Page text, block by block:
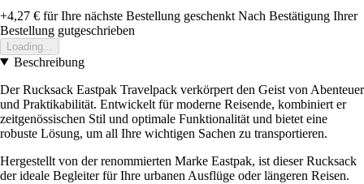
+4,27 € für Ihre nächste Bestellung geschenkt Nach Bestätigung Ihrer
Bestellung gutgeschrieben
Loading...
Beschreibung
Der Rucksack Eastpak Travelpack verkörpert den Geist von Abenteuer
und Praktikabilität. Entwickelt für moderne Reisende, kombiniert er
zeitgenössischen Stil und optimale Funktionalität und bietet eine
robuste Lösung, um all Ihre wichtigen Sachen zu transportieren.
Hergestellt von der renommierten Marke Eastpak, ist dieser Rucksack
der ideale Begleiter für Ihre urbanen Ausflüge oder längeren Reisen.